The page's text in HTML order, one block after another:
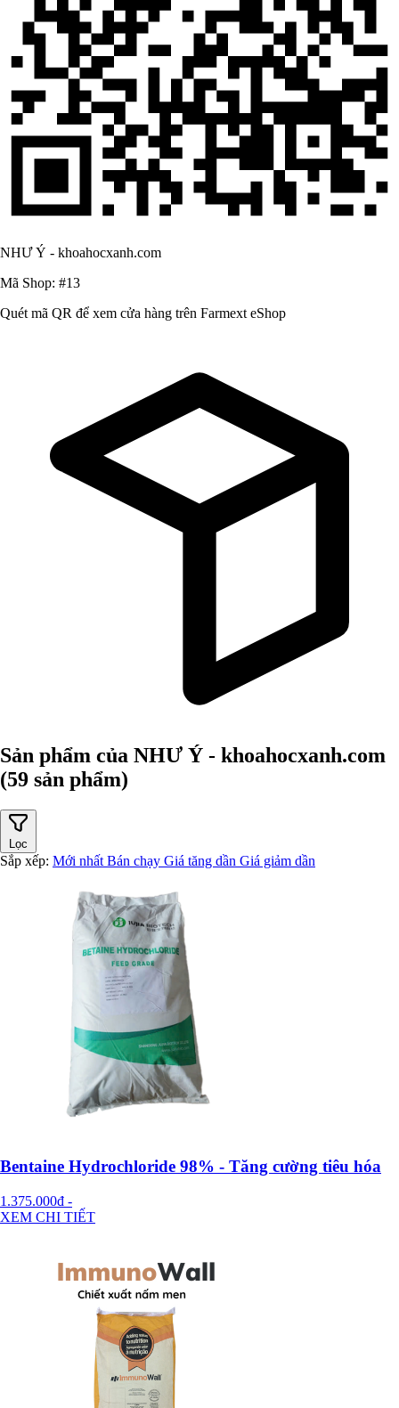
NHƯ Ý - khoahocxanh.com
Mã Shop: #13
Quét mã QR để xem cửa hàng trên Farmext eShop
Sản phẩm của NHƯ Ý - khoahocxanh.com
(59 sản phẩm)
Lọc
Sắp xếp: Mới nhất Bán chạy Giá tăng dần Giá giảm dần
Bentaine Hydrochloride 98% - Tăng cường tiêu hóa
1.375.000đ -
XEM CHI TIẾT